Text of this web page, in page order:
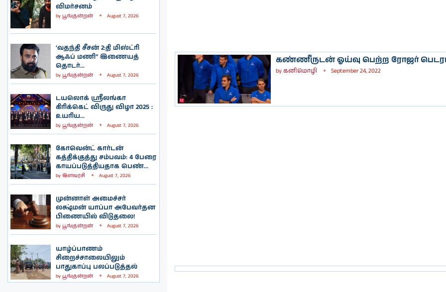
விமர்சனம்
by பூங்குன்றன் August 7, 2026
‘வதந்தி சீசன் 2:தி மிஸ்ட்ரி
ஆஃப் மணி” இணையத்
தொடர்...
by பூங்குன்றன் August 7, 2026
டயலொக் ஸ்ரீலங்கா
கிரிக்கெட் விருது விழா 2025 :
உயரிய...
by பூங்குன்றன் August 7, 2026
கோவென்ட் கார்டன்
கத்திக்குத்து சம்பவம்: 4 பேரை
காயப்படுத்தியதாக பெண்...
by இளவரசி August 7, 2026
முன்னாள் அமைச்சர்
லக்ஷ்மன் யாப்பா அபேவர்தன
பிணையில் விடுதலை!
by பூங்குன்றன் August 7, 2026
யாழ்ப்பாணம்
சிறைச்சாலையிலும்
பாதுகாப்பு பலப்படுத்தல்
by பூங்குன்றன் August 7, 2026
கண்ணீருடன் ஓய்வு பெற்ற ரோஜர்
byகனிமொழி September 24, 2022